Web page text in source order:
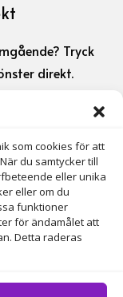
som cookies för att
du samtycker till
eller unika
eller om du
funktioner
för ändamålet att
Detta raderas
Tryck
direkt.